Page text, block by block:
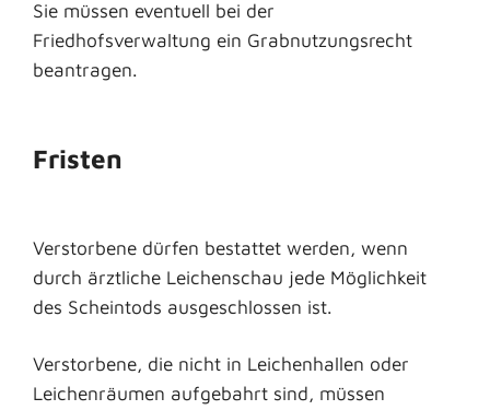
Sie müssen eventuell bei der
Friedhofsverwaltung ein Grabnutzungsrecht
beantragen.
Fristen
Verstorbene dürfen bestattet werden, wenn
durch ärztliche Leichenschau jede Möglichkeit
des Scheintods ausgeschlossen ist.
Verstorbene, die nicht in Leichenhallen oder
Leichenräumen aufgebahrt sind, müssen